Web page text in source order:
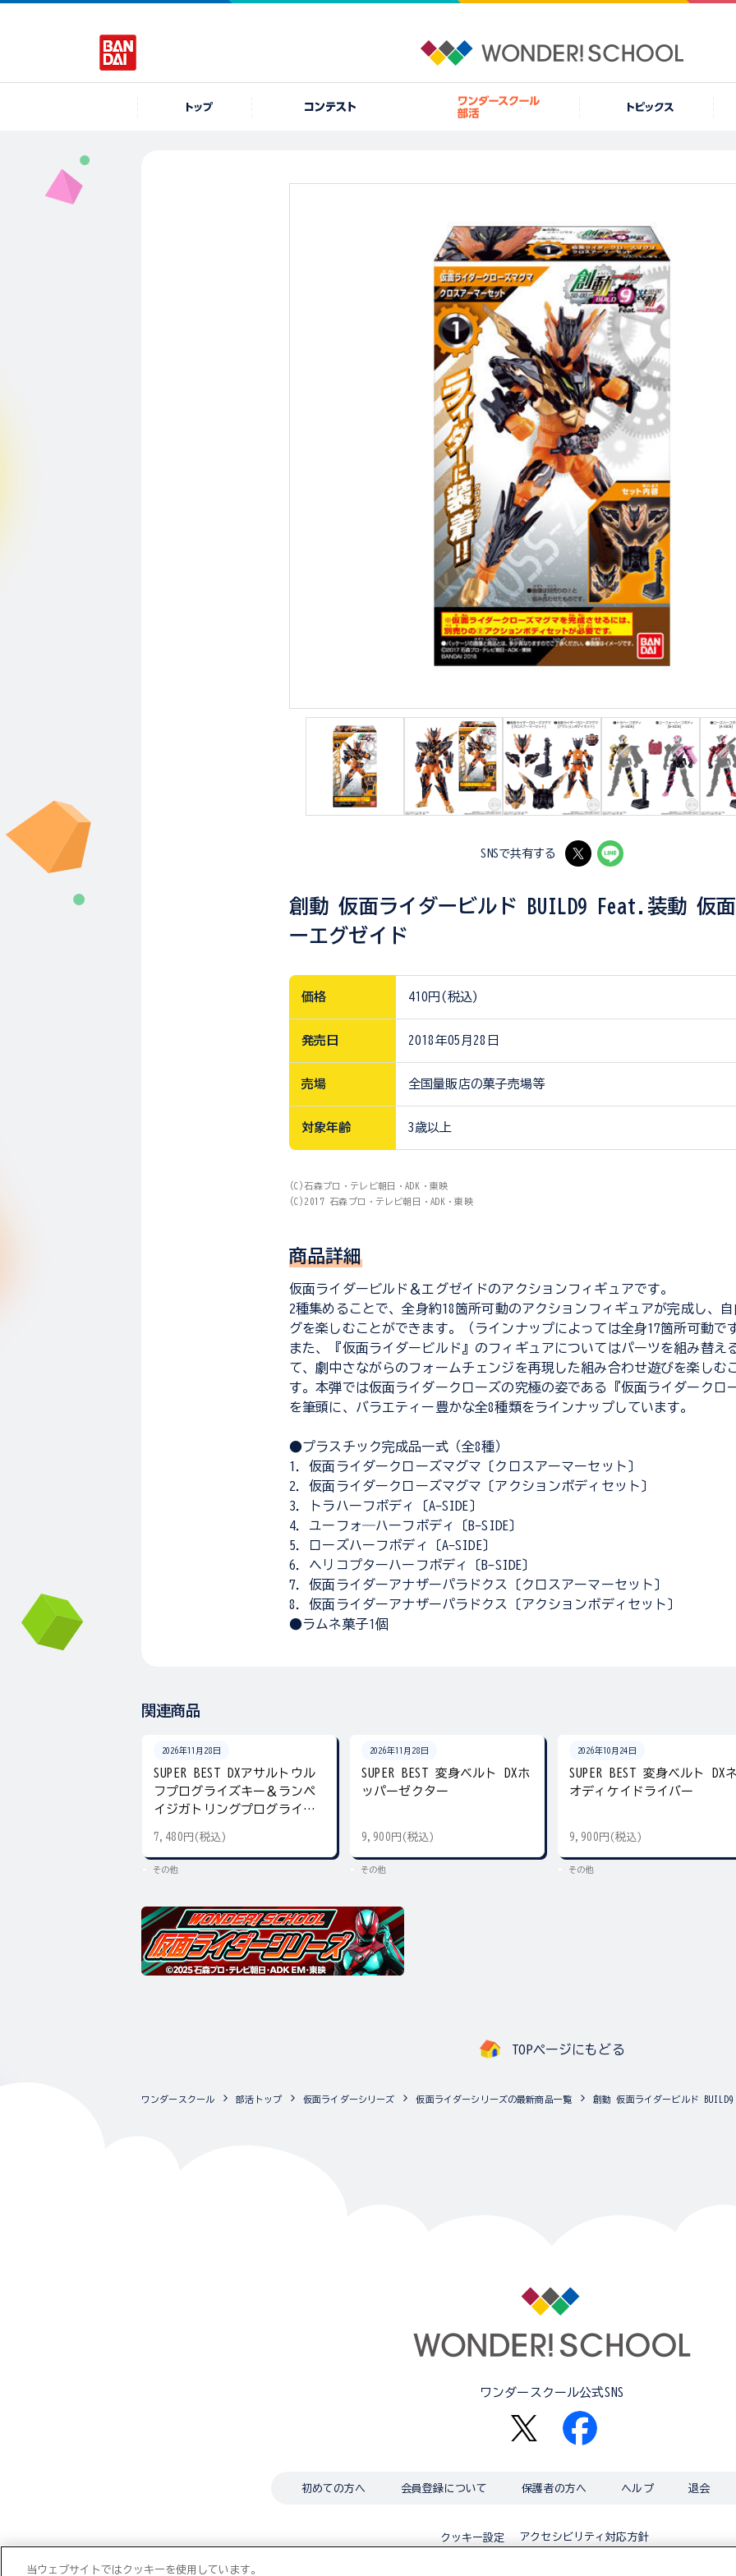
SNSで共有する
創動 仮面ライダービルド BUILD9 Feat.装動 仮
ーエグゼイド
価格 410円(税込)
発売日 2018年05月28日
売場 全国量販店の菓子売場等
対象年齢 3歳以上
(C)石森プロ・テレビ朝日・ADK・東映
(C)2017 石森プロ・テレビ朝日・ADK・東映
商品詳細
仮面ライダービルド＆エグゼイドのアクションフィギュアです。
2種集めることで、全身約18箇所可動のアクションフィギュアが完成し、
グを楽しむことができます。（ラインナップによっては全身17箇所可動で
また、『仮面ライダービルド』のフィギュアについてはパーツを組み替え
て、劇中さながらのフォームチェンジを再現した組み合わせ遊びを楽しむ
す。本弾では仮面ライダークローズの究極の姿である『仮面ライダークロ
を筆頭に、バラエティー豊かな全8種類をラインナップしています。
●プラスチック完成品一式（全8種）
1．仮面ライダークローズマグマ〔クロスアーマーセット〕
2．仮面ライダークローズマグマ〔アクションボディセット〕
3．トラハーフボディ〔A-SIDE〕
4．ユーフォ―ハーフボディ〔B-SIDE〕
5．ローズハーフボディ〔A-SIDE〕
6．ヘリコプターハーフボディ〔B-SIDE〕
7．仮面ライダーアナザーパラドクス〔クロスアーマーセット〕
8．仮面ライダーアナザーパラドクス〔アクションボディセット〕
●ラムネ菓子1個
関連商品
2026年11月28日
SUPER BEST DXアサルトウル
フプログライズキー＆ランペ
イジガトリングプログライズ
7,480円(税込)
その他
2026年11月28日
SUPER BEST 変身ベルト DXホ
ッパーゼクター
9,900円(税込)
その他
2026年10月24日
SUPER BEST 変身ベルト DX
オディケイドライバー
9,900円(税込)
その他
TOPページにもどる
ワンダースクール 部活トップ 仮面ライダーシリーズ 仮面ライダーシリーズの最新商品一覧 創動 仮面ライダービルド
ワンダースクール公式SNS
初めての方へ 会員登録について 保護者の方へ ヘルプ 退会
クッキー設定 アクセシビリティ対応方針
当ウェブサイトではクッキーを使用しています。